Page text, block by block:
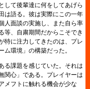
して後輩達に何をしてあげら
は語る。彼は実際にこの一年
人面談の実施し、また自ら率
等、自粛期間だからこそでき
特に注力してきたのは、プレ
環境」の構築だった。
る課題を感じていた。それは
関心」である。プレイヤーは
メフトに触れる機会が少な